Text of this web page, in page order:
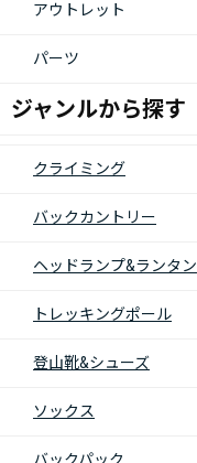
アウトレット
パーツ
ジャンルから探す
クライミング
バックカントリー
ヘッドランプ&ランタン
トレッキングポール
登山靴&シューズ
ソックス